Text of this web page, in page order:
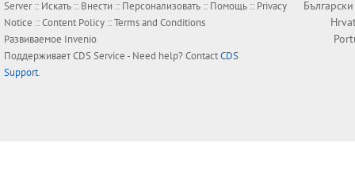
Server :: Искать :: Внести :: Персонализовать :: Помощь :: Privacy
Notice ::Content Policy ::Terms and Conditions
Развиваемое Invenio
ПоддерживаетCDS Service- Need help? ContactCDS
Support.
Български